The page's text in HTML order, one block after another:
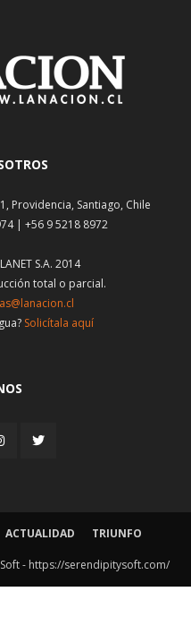
Providencia, Santiago, Chile
| +56 9 5218 8972
S.A. 2014
total o parcial.
Solicítala aquí
ACTUALIDAD TRIUNFO
- https://serendipitysoft.com/